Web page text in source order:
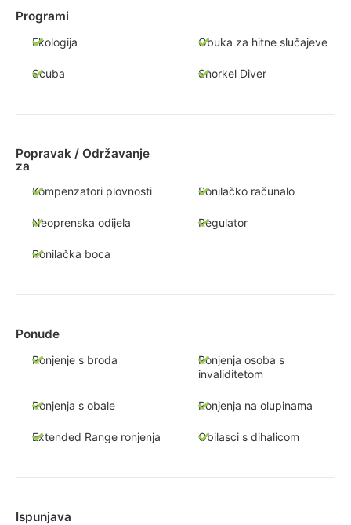
Programi
Ekologija Obuka za hitne slučajeve
Scuba Snorkel Diver
Popravak / Održavanje
za
Kompenzatori plovnosti Ronilačko računalo
Neoprenska odijela Regulator
Ronilačka boca
Ponude
Ronjenje s broda
Ronjenja osoba s
invaliditetom
Ronjenja s obale Ronjenja na olupinama
Extended Range ronjenja Obilasci s dihalicom
Ispunjava